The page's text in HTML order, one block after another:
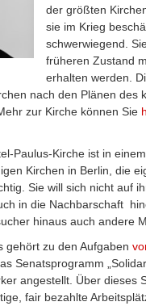
der größten
sie im Krieg
schwerwiegend.
früheren Zustand
erhalten werden.
nach den Plänen des
zur Kirche können Sie
Paulus-Kirche ist in
Kirchen in Berlin, die
Sie will sich nicht auf
in die Nachbarschaft
hinaus auch andere
gehört zu den Aufgaben
Senatsprogramm
angestellt. Über dieses
fair bezahlte